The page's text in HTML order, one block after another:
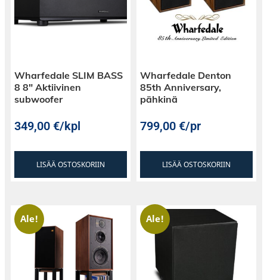
Wharfedale SLIM BASS
8 8″ Aktiivinen
subwoofer
349,00€/kpl
LISÄÄ OSTOSKORIIN
Wharfedale Denton
85th Anniversary,
pähkinä
799,00€/pr
LISÄÄ OSTOSKORIIN
Ale! Ale!